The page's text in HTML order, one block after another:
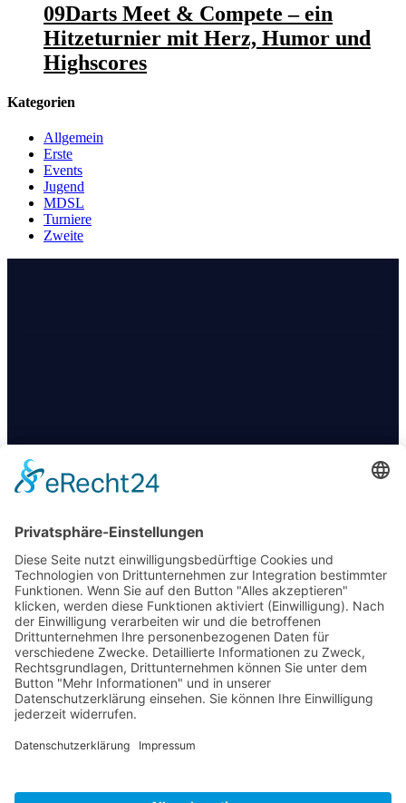
09Darts Meet & Compete – ein
Hitzeturnier mit Herz, Humor und
Highscores
Kategorien
Allgemein
Erste
Events
Jugend
MDSL
Turniere
Zweite
FOLGT UNS
© 2019 – 2025 09Darts | Offizielle Abteilung des SV 09 Arnstadt